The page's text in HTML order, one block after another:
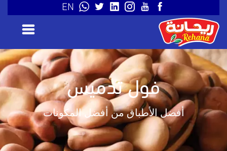
EN
فول تدميس
أفضل الأطباق من أفضل المكونات